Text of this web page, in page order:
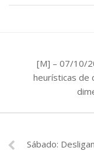
[M] – 07/10/
heurísticas de
Sábado: